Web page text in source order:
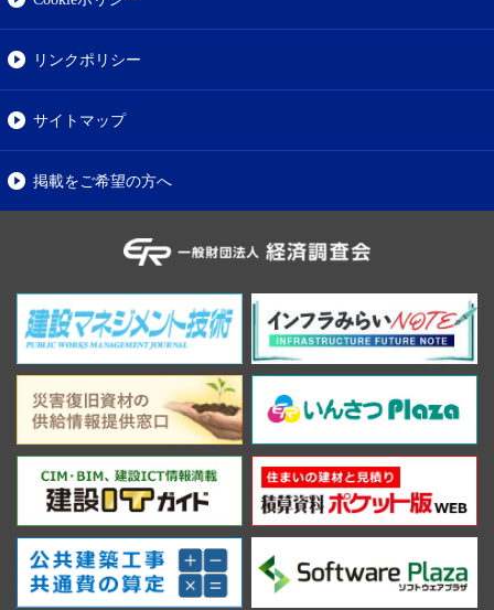
リンクポリシー
サイトマップ
掲載をご希望の方へ